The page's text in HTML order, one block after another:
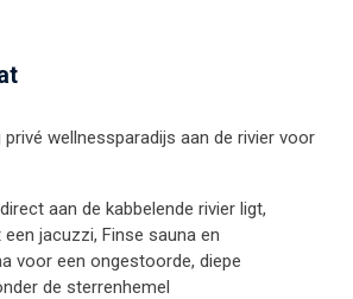
privé wellnessparadijs aan de rivier voor
aan de kabbelende rivier ligt,
jacuzzi, Finse sauna en
voor een ongestoorde, diepe
de sterrenhemel